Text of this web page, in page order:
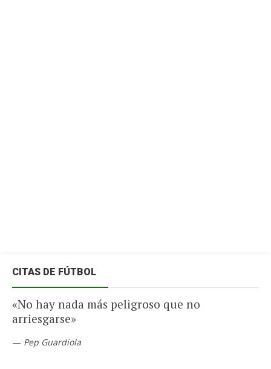
CITAS DE FÚTBOL
«No hay nada más peligroso que no
arriesgarse»
— Pep Guardiola